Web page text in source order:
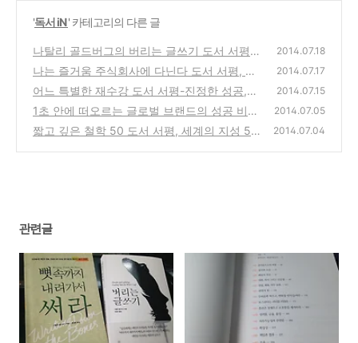
'독서 iN' 카테고리의 다른 글
나탈리 골드버그의 버리는 글쓰기 도서 서평,
글을 써서 자기 자신을 찾아가는 방법은?
2014.07.18
나는 즐거움 주식회사에 다닌다 도서 서평, 멘
로 이노베이션의 행복한 직장만들기 방법
2014.07.17
어느 특별한 재수강 도서 서평-진정한 성공,행
복,삶을 찾아가는 교수와 제자의 이야기
(2)
2014.07.15
1초 안에 떠오르는 글로벌 브랜드의 성공 비밀
도서 서평, 와튼스쿨 비즈니스 시리즈
(0)
2014.07.05
짧고 깊은 철학 50 도서 서평, 세계의 지성 50
2014.07.04
관련글